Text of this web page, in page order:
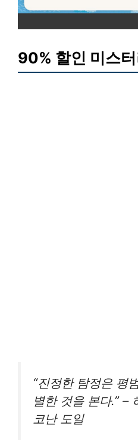
90% 할인 미스
“진정한 탐정은 평
별한 것을 본다.” –
코난 도일